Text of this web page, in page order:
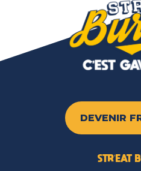
DEVENIR
STR’EAT